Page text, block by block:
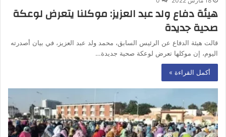
هيئة دفاع ولد عبد العزيز: موكلنا يتعرض لوعكة
صحية جديدة
قالت هيئة الدفاع عن الرئيس السابق، محمد ولد عبد العزيز، في بيان أصدرته
اليوم، إن موكلها تعرض لوعكة صحية جديدة…
أكمل القراءة »